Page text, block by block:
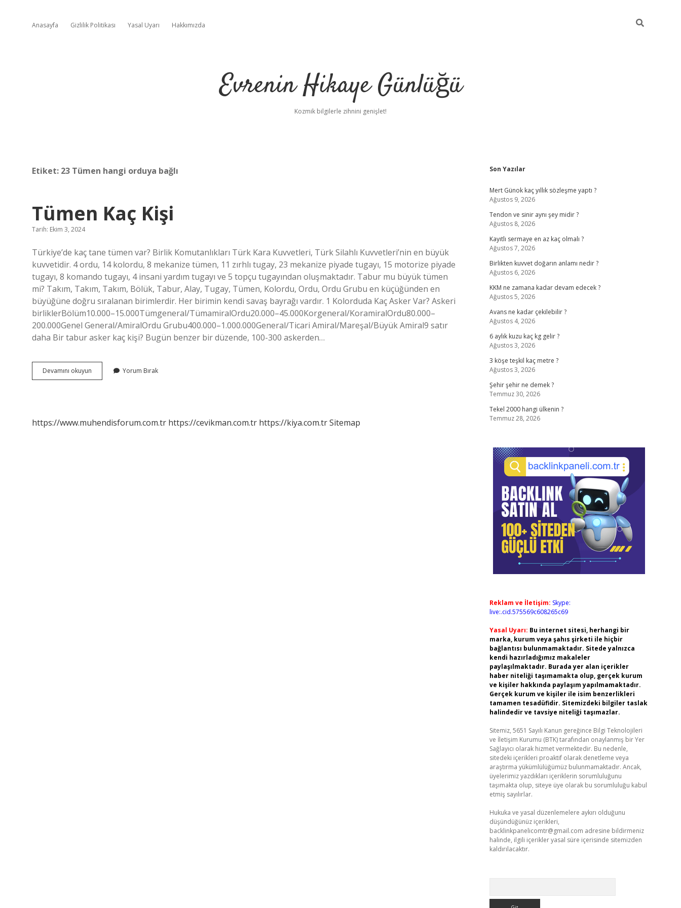
Anasayfa Gizlilik Politikası Yasal Uyarı Hakkımızda
Evrenin Hikaye Günlüğü
Kozmik bilgilerle zihnini genişlet!
Etiket: 23 Tümen hangi orduya bağlı
Tümen Kaç Kişi
Tarih: Ekim 3, 2024
Türkiye’de kaç tane tümen var? Birlik Komutanlıkları Türk Kara Kuvvetleri, Türk Silahlı Kuvvetleri’nin en büyük
kuvvetidir. 4 ordu, 14 kolordu, 8 mekanize tümen, 11 zırhlı tugay, 23 mekanize piyade tugayı, 15 motorize piyade
tugayı, 8 komando tugayı, 4 insani yardım tugayı ve 5 topçu tugayından oluşmaktadır. Tabur mu büyük tümen
mi? Takım, Takım, Takım, Bölük, Tabur, Alay, Tugay, Tümen, Kolordu, Ordu, Ordu Grubu en küçüğünden en
büyüğüne doğru sıralanan birimlerdir. Her birimin kendi savaş bayrağı vardır. 1 Kolorduda Kaç Asker Var? Askeri
birliklerBölüm10.000–15.000Tümgeneral/TümamiralOrdu20.000–45.000Korgeneral/KoramiralOrdu80.000–
200.000Genel General/AmiralOrdu Grubu400.000–1.000.000General/Ticari Amiral/Mareşal/Büyük Amiral9 satır
daha Bir tabur asker kaç kişi? Bugün benzer bir düzende, 100-300 askerden…
Devamını okuyun
Kaç
Yorum Bırak
https://www.muhendisforum.com.tr https://cevikman.com.tr https://kiya.com.trSitemap
Sidebar
Son Yazılar
Mert Günok kaç yıllık sözleşme yaptı ?
Ağustos 9, 2026
Tendon ve sinir aynı şey midir ?
Ağustos 8, 2026
Kayıtlı sermaye en az kaç olmalı ?
Ağustos 7, 2026
Birlikten kuvvet doğarın anlamı nedir ?
Ağustos 6, 2026
KKM ne zamana kadar devam edecek ?
Ağustos 5, 2026
Avans ne kadar çekilebilir ?
Ağustos 4, 2026
6 aylık kuzu kaç kg gelir ?
Ağustos 3, 2026
3 köşe teşkil kaç metre ?
Ağustos 3, 2026
Şehir şehir ne demek ?
Temmuz 30, 2026
Tekel 2000 hangi ülkenin ?
Temmuz 28, 2026
Reklam ve İletişim: Skype:
live:.cid.575569c608265c69
Yasal Uyarı: Bu internet sitesi, herhangi bir
marka, kurum veya şahıs şirketi ile hiçbir
bağlantısı bulunmamaktadır. Sitede yalnızca
kendi hazırladığımız makaleler
paylaşılmaktadır. Burada yer alan içerikler
haber niteliği taşımamakta olup, gerçek kurum
ve kişiler hakkında paylaşım yapılmamaktadır.
Gerçek kurum ve kişiler ile isim benzerlikleri
tamamen tesadüfidir. Sitemizdeki bilgiler taslak
halindedir ve tavsiye niteliği taşımazlar.
Sitemiz, 5651 Sayılı Kanun gereğince Bilgi Teknolojileri
ve İletişim Kurumu (BTK) tarafından onaylanmış bir Yer
Sağlayıcı olarak hizmet vermektedir. Bu nedenle,
sitedeki içerikleri proaktif olarak denetleme veya
araştırma yükümlülüğümüz bulunmamaktadır. Ancak,
üyelerimiz yazdıkları içeriklerin sorumluluğunu
taşımakta olup, siteye üye olarak bu sorumluluğu kabul
etmiş sayılırlar.
Hukuka ve yasal düzenlemelere aykırı olduğunu
düşündüğünüz içerikleri,
backlinkpanelicomtr@gmail.com adresine bildirmeniz
halinde, ilgili içerikler yasal süre içerisinde sitemizden
kaldırılacaktır.